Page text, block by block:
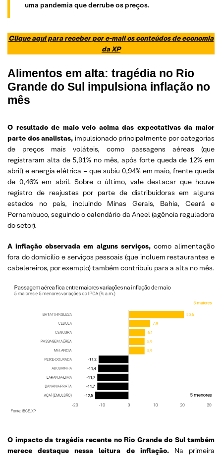
uma pandemia que derrube os preços.
Clique aqui para receber por e-mail os conteúdos de economia
da XP
Alimentos em alta: tragédia no Rio
Grande do Sul impulsiona inflação no
mês
O resultado de maio veio acima das expectativas da maior
parte dos analistas, impulsionado principalmente por categorias
de preços mais voláteis, como passagens aéreas (que
registraram alta de 5,91% no mês, após forte queda de 12% em
abril) e energia elétrica – que subiu 0,94% em maio, frente queda
de 0,46% em abril. Sobre o último, vale destacar que houve
registro de reajustes por parte de distribuidoras em alguns
estados no país, incluindo Minas Gerais, Bahia, Ceará e
Pernambuco, seguindo o calendário da Aneel (agência reguladora
do setor).
A inflação observada em alguns serviços, como alimentação
fora do domicílio e serviços pessoais (que incluem restaurantes e
cabelereiros, por exemplo) também contribuiu para a alta no mês.
O impacto da tragédia recente no Rio Grande do Sul também
merece destaque nessa leitura de inflação. Na primeira